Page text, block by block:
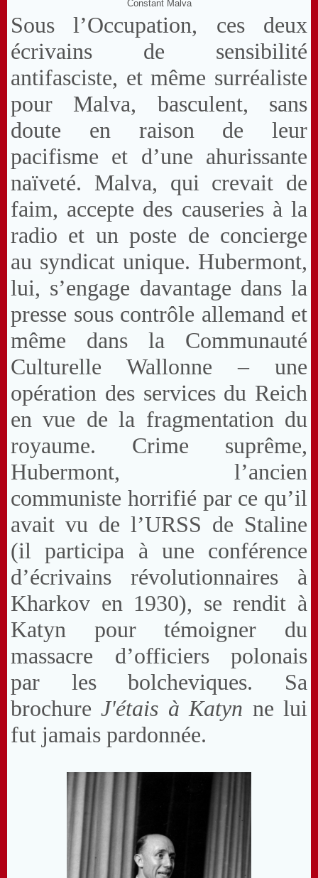
Constant Malva
Sous l’Occupation, ces deux
écrivains de sensibilité
antifasciste, et même surréaliste
pour Malva, basculent, sans
doute en raison de leur
pacifisme et d’une ahurissante
naïveté. Malva, qui crevait de
faim, accepte des causeries à la
radio et un poste de concierge
au syndicat unique. Hubermont,
lui, s’engage davantage dans la
presse sous contrôle allemand et
même dans la Communauté
Culturelle Wallonne – une
opération des services du Reich
en vue de la fragmentation du
royaume. Crime suprême,
Hubermont, l’ancien
communiste horrifié par ce qu’il
avait vu de l’URSS de Staline
(il participa à une conférence
d’écrivains révolutionnaires à
Kharkov en 1930), se rendit à
Katyn pour témoigner du
massacre d’officiers polonais
par les bolcheviques. Sa
brochureJ'étais à Katyn ne lui
fut jamais pardonnée.